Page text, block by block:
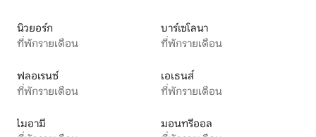
นิวยอร์ก
ที่พักรายเดือน
บาร์เซโลนา
ที่พักรายเดือน
ฟลอเรนซ์
ที่พักรายเดือน
เอเธนส์
ที่พักรายเดือน
ไมอามี
มอนทรีออล